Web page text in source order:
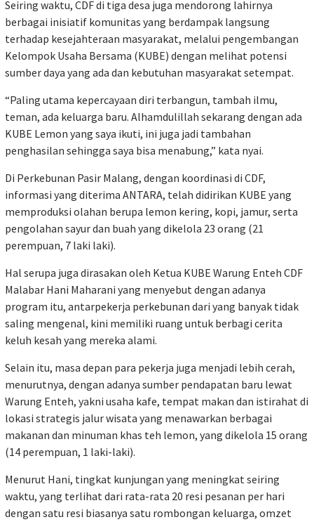
Seiring waktu, CDF di tiga desa juga mendorong lahirnya
berbagai inisiatif komunitas yang berdampak langsung
terhadap kesejahteraan masyarakat, melalui pengembangan
Kelompok Usaha Bersama (KUBE) dengan melihat potensi
sumber daya yang ada dan kebutuhan masyarakat setempat.
“Paling utama kepercayaan diri terbangun, tambah ilmu,
teman, ada keluarga baru. Alhamdulillah sekarang dengan ada
KUBE Lemon yang saya ikuti, ini juga jadi tambahan
penghasilan sehingga saya bisa menabung,” kata nyai.
Di Perkebunan Pasir Malang, dengan koordinasi di CDF,
informasi yang diterima ANTARA, telah didirikan KUBE yang
memproduksi olahan berupa lemon kering, kopi, jamur, serta
pengolahan sayur dan buah yang dikelola 23 orang (21
perempuan, 7 laki laki).
Hal serupa juga dirasakan oleh Ketua KUBE Warung Enteh CDF
Malabar Hani Maharani yang menyebut dengan adanya
program itu, antarpekerja perkebunan dari yang banyak tidak
saling mengenal, kini memiliki ruang untuk berbagi cerita
keluh kesah yang mereka alami.
Selain itu, masa depan para pekerja juga menjadi lebih cerah,
menurutnya, dengan adanya sumber pendapatan baru lewat
Warung Enteh, yakni usaha kafe, tempat makan dan istirahat di
lokasi strategis jalur wisata yang menawarkan berbagai
makanan dan minuman khas teh lemon, yang dikelola 15 orang
(14 perempuan, 1 laki-laki).
Menurut Hani, tingkat kunjungan yang meningkat seiring
waktu, yang terlihat dari rata-rata 20 resi pesanan per hari
dengan satu resi biasanya satu rombongan keluarga, omzet